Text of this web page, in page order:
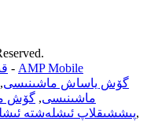
- AMP Mobile
گۆش ياساش ماشىنىسى,
ماشىنىسى, گۆش
پىششىقلاپ ئىشلەشتە,